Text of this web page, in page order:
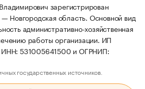
зарегистрирован
Новгородская область. Основной вид
административно-хозяйственная
работы организации. ИП
ИНН: 531005641500 и ОГРНИП:
государственных источников.